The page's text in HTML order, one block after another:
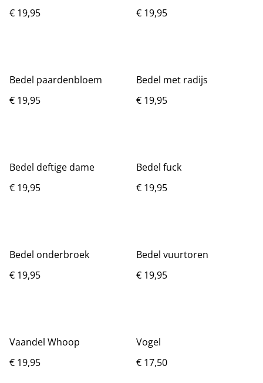
€ 19,95
€ 19,95
Bedel paardenbloem
€ 19,95
Bedel met radijs
€ 19,95
Bedel deftige dame
€ 19,95
Bedel fuck
€ 19,95
Bedel onderbroek
€ 19,95
Bedel vuurtoren
€ 19,95
Vaandel Whoop
€ 19,95
Vogel
€ 17,50